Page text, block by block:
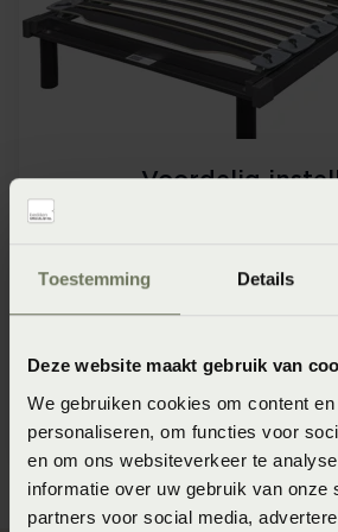
Toestemming Details
Deze website maakt gebruik van
We gebruiken cookies om content
personaliseren, om functies voor
en om ons websiteverkeer te
informatie over uw gebruik van onze
partners voor social media,
Voordelig
De lattenbodem uit de SLP
achteraf aanpasbaar. Mocht de
kan de bodem daar op
inpasbaar in een
SLP Collection